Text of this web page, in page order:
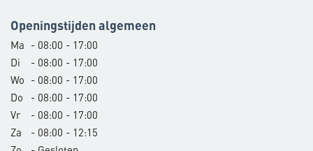
Openingstijden algemeen
Ma
- 08:00 - 17:00
Di
- 08:00 - 17:00
Wo
- 08:00 - 17:00
Do
- 08:00 - 17:00
Vr
- 08:00 - 17:00
Za
- 08:00 - 12:15